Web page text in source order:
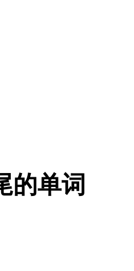
的单词